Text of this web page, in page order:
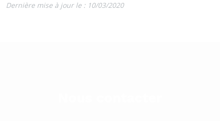
Dernière mise à jour le : 10/03/2020